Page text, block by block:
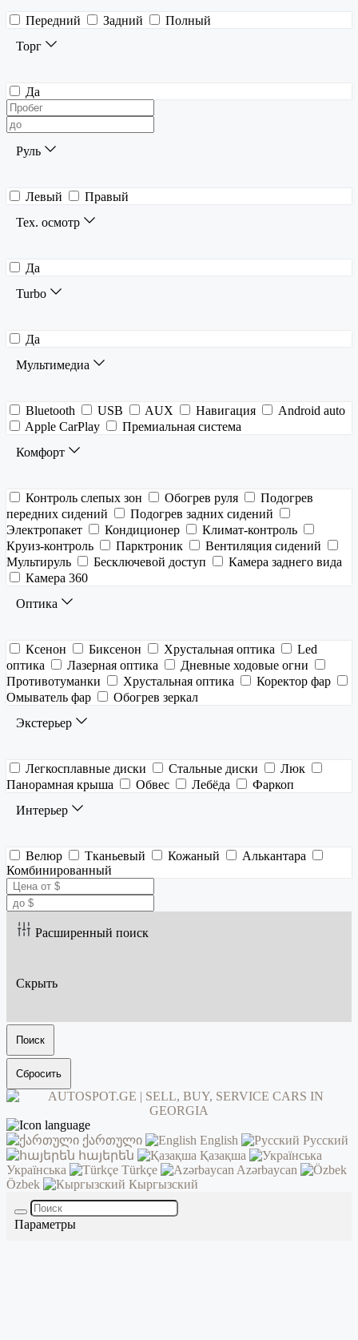
Передний Задний
Полный
Торг
Да
Руль
Левый
Правый
Тех. осмотр
Да
Turbo
Да
Мультимедиа
Bluetooth USB AUX Навигация
Android auto
Apple CarPlay
Премиальная система
Комфорт
Контроль слепых зон Обогрев руля
Подогрев
передних сидений
Подогрев задних сидений
Электропакет
Кондиционер
Климат-контроль
Круиз-контроль
Парктроник
Вентиляция сидений
Мультируль
Бесключевой доступ
Камера заднего вида
Камера 360
Оптика
Ксенон Биксенон Хрустальная оптика
Led
оптика
Лазерная оптика
Дневные ходовые огни
Противотуманки
Хрустальная оптика
Коректор фар
Омыватель фар
Обогрев зеркал
Экстерьер
Легкосплавные диски Стальные диски
Люк
Панорамная крыша
Обвес Лебёда
Фаркоп
Интерьер
Велюр Тканьевый Кожаный
Алькантара
Комбинированный
Расширенный поиск
Скрыть
Поиск
Сбросить
ქართული English
Русский
հայերեն
Қазақша
Українська
Türkçe
Azərbaycan
Özbek
Кыргызский
Параметры